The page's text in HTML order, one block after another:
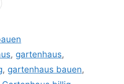
, gartenhaus,
, gartenhaus bauen,